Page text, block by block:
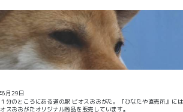
6月29日
分のところにある道の駅 ビオスおおがた。『ひなたや直売所』に
スおおがたオリジナル商品を販売しています。